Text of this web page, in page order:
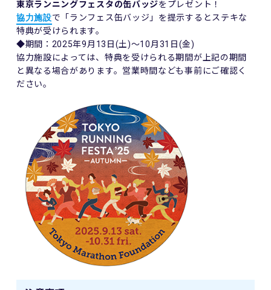
東京ランニングフェスタの缶バッジをプレゼント！
協力施設で「ランフェス缶バッジ」を提示するとステキな
特典が受けられます。
◆期間：2025年9月13日(土)〜10月31日(金)
協力施設によっては、特典を受けられる期間が上記の期間
と異なる場合があります。営業時間なども事前にご確認く
ださい。